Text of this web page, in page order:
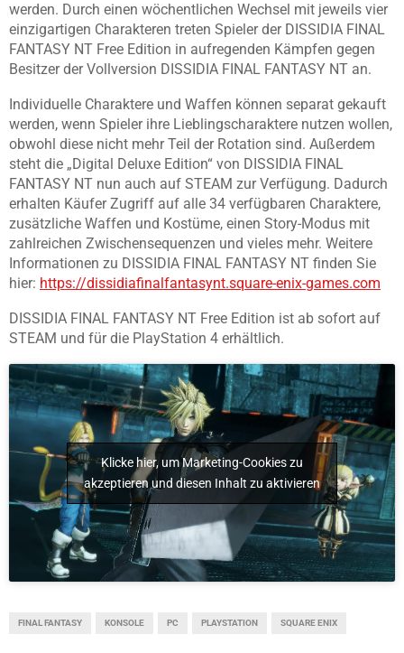
werden. Durch einen wöchentlichen Wechsel mit jeweils vier
einzigartigen Charakteren treten Spieler der DISSIDIA FINAL
FANTASY NT Free Edition in aufregenden Kämpfen gegen
Besitzer der Vollversion DISSIDIA FINAL FANTASY NT an.
Individuelle Charaktere und Waffen können separat gekauft
werden, wenn Spieler ihre Lieblingscharaktere nutzen wollen,
obwohl diese nicht mehr Teil der Rotation sind. Außerdem
steht die „Digital Deluxe Edition“ von DISSIDIA FINAL
FANTASY NT nun auch auf STEAM zur Verfügung. Dadurch
erhalten Käufer Zugriff auf alle 34 verfügbaren Charaktere,
zusätzliche Waffen und Kostüme, einen Story-Modus mit
zahlreichen Zwischensequenzen und vieles mehr. Weitere
Informationen zu DISSIDIA FINAL FANTASY NT finden Sie
hier: https://dissidiafinalfantasynt.square-enix-games.com
DISSIDIA FINAL FANTASY NT Free Edition ist ab sofort auf
STEAM und für die PlayStation 4 erhältlich.
Klicke hier, um Marketing-Cookies zu
akzeptieren und diesen Inhalt zu aktivieren
FINAL FANTASY KONSOLE PC PLAYSTATION SQUARE ENIX